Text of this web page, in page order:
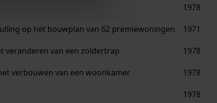
1978
op het bouwplan van 62 premiewoningen 1971
veranderen van een zoldertrap 1978
verbouwen van een woonkamer 1978
1978